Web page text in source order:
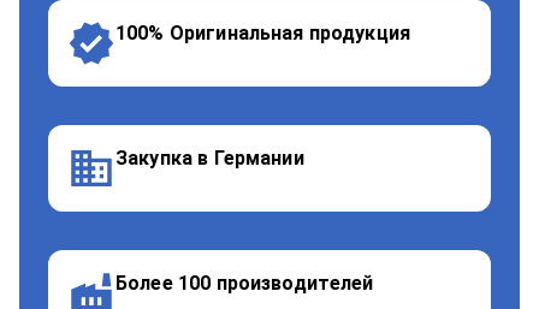
100% Оригинальная продукция
Закупка в Германии
Более 100 производителей